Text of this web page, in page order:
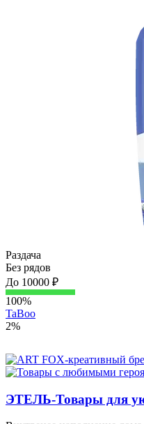
Раздача
Без рядов
До 10000 ₽
100%
TaBoo
2%
ЭТЕЛЬ-Товары для